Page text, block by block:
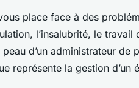
place face à des
l’insalubrité, le
peau d’un administrateur
représente la gestion d’un